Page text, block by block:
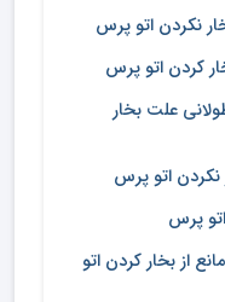
نکردن اتو پرس
کردن اتو پرس
علت بخار
نکردن اتو پرس
پرس
از بخار کردن اتو